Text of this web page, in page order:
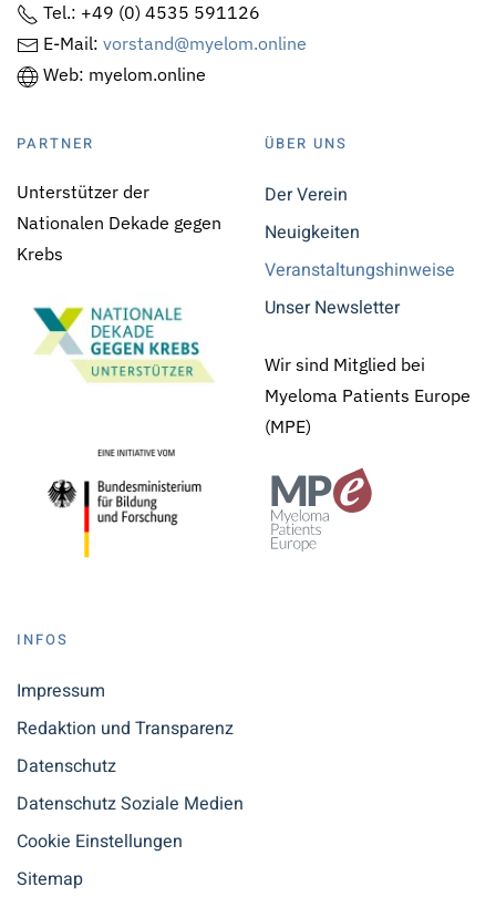
Tel.: +49 (0) 4535 591126
E-Mail: vorstand@myelom.online
Web: myelom.online
PARTNER
Unterstützer der
Nationalen Dekade gegen
Krebs
ÜBER UNS
Der Verein
Neuigkeiten
Veranstaltungshinweise
Unser Newsletter
Wir sind Mitglied bei
Myeloma Patients Europe
(MPE)
INFOS
Impressum
Redaktion und Transparenz
Datenschutz
Datenschutz Soziale Medien
Cookie Einstellungen
Sitemap